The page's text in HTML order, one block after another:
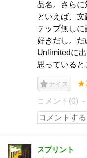
品名。さらに
といえば、
テップ無しに
好きだし。
Unlimitedに
思っていると
ナイス
コメント(0)
スプリント